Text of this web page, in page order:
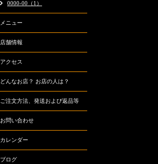
0000-00（1）
メニュー
店舗情報
アクセス
どんなお店？ お店の人は？
ご注文方法、発送および返品等
お問い合わせ
カレンダー
ブログ